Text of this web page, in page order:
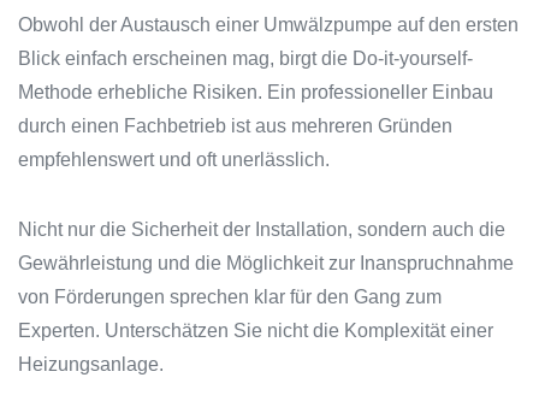
Obwohl der Austausch einer Umwälzpumpe auf den ersten
Blick einfach erscheinen mag, birgt die Do-it-yourself-
Methode erhebliche Risiken. Ein professioneller Einbau
durch einen Fachbetrieb ist aus mehreren Gründen
empfehlenswert und oft unerlässlich.
Nicht nur die Sicherheit der Installation, sondern auch die
Gewährleistung und die Möglichkeit zur Inanspruchnahme
von Förderungen sprechen klar für den Gang zum
Experten. Unterschätzen Sie nicht die Komplexität einer
Heizungsanlage.